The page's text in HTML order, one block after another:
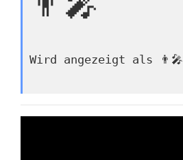
Wird angezeigt als 👨‍🎤